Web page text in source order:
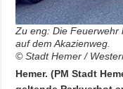
Zu eng: Die
auf dem Akazienweg.
© Stadt Hemer /
Hemer. (PM Stadt